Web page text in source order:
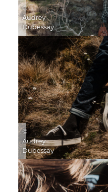
©
Audrey
Dubessay
©
Audrey
Dubessay